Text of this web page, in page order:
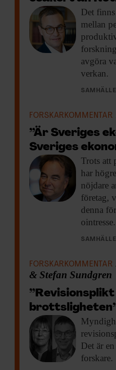
Det
mellan
avgöra
verkan.
FORSKARKOMMENTAR
”Är Sveriges
Sveriges
Trots att
har
nöjdare
företag,
denna
ointresse.
FORSKARKOMMENTAR
& Stefan Sundgren
Det är
forskare.